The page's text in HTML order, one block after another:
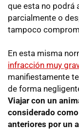
que esta no podrá
parcialmente o
tampoco
En esta misma
infracción muy
manifiestamente
de forma
Viajar con un
considerado
anteriores por un